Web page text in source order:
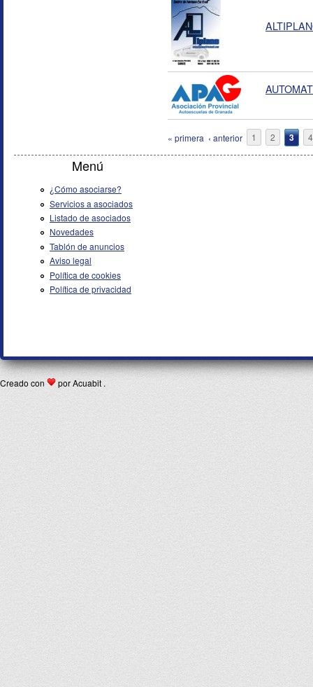
Páginas
« primera ‹ anterior 1 2 3 4
Menú
¿Cómo asociarse?
Servicios a asociados
Listado de asociados
Novedades
Tablón de anuncios
Aviso legal
Política de cookies
Política de privacidad
Creado con por Acuabit .